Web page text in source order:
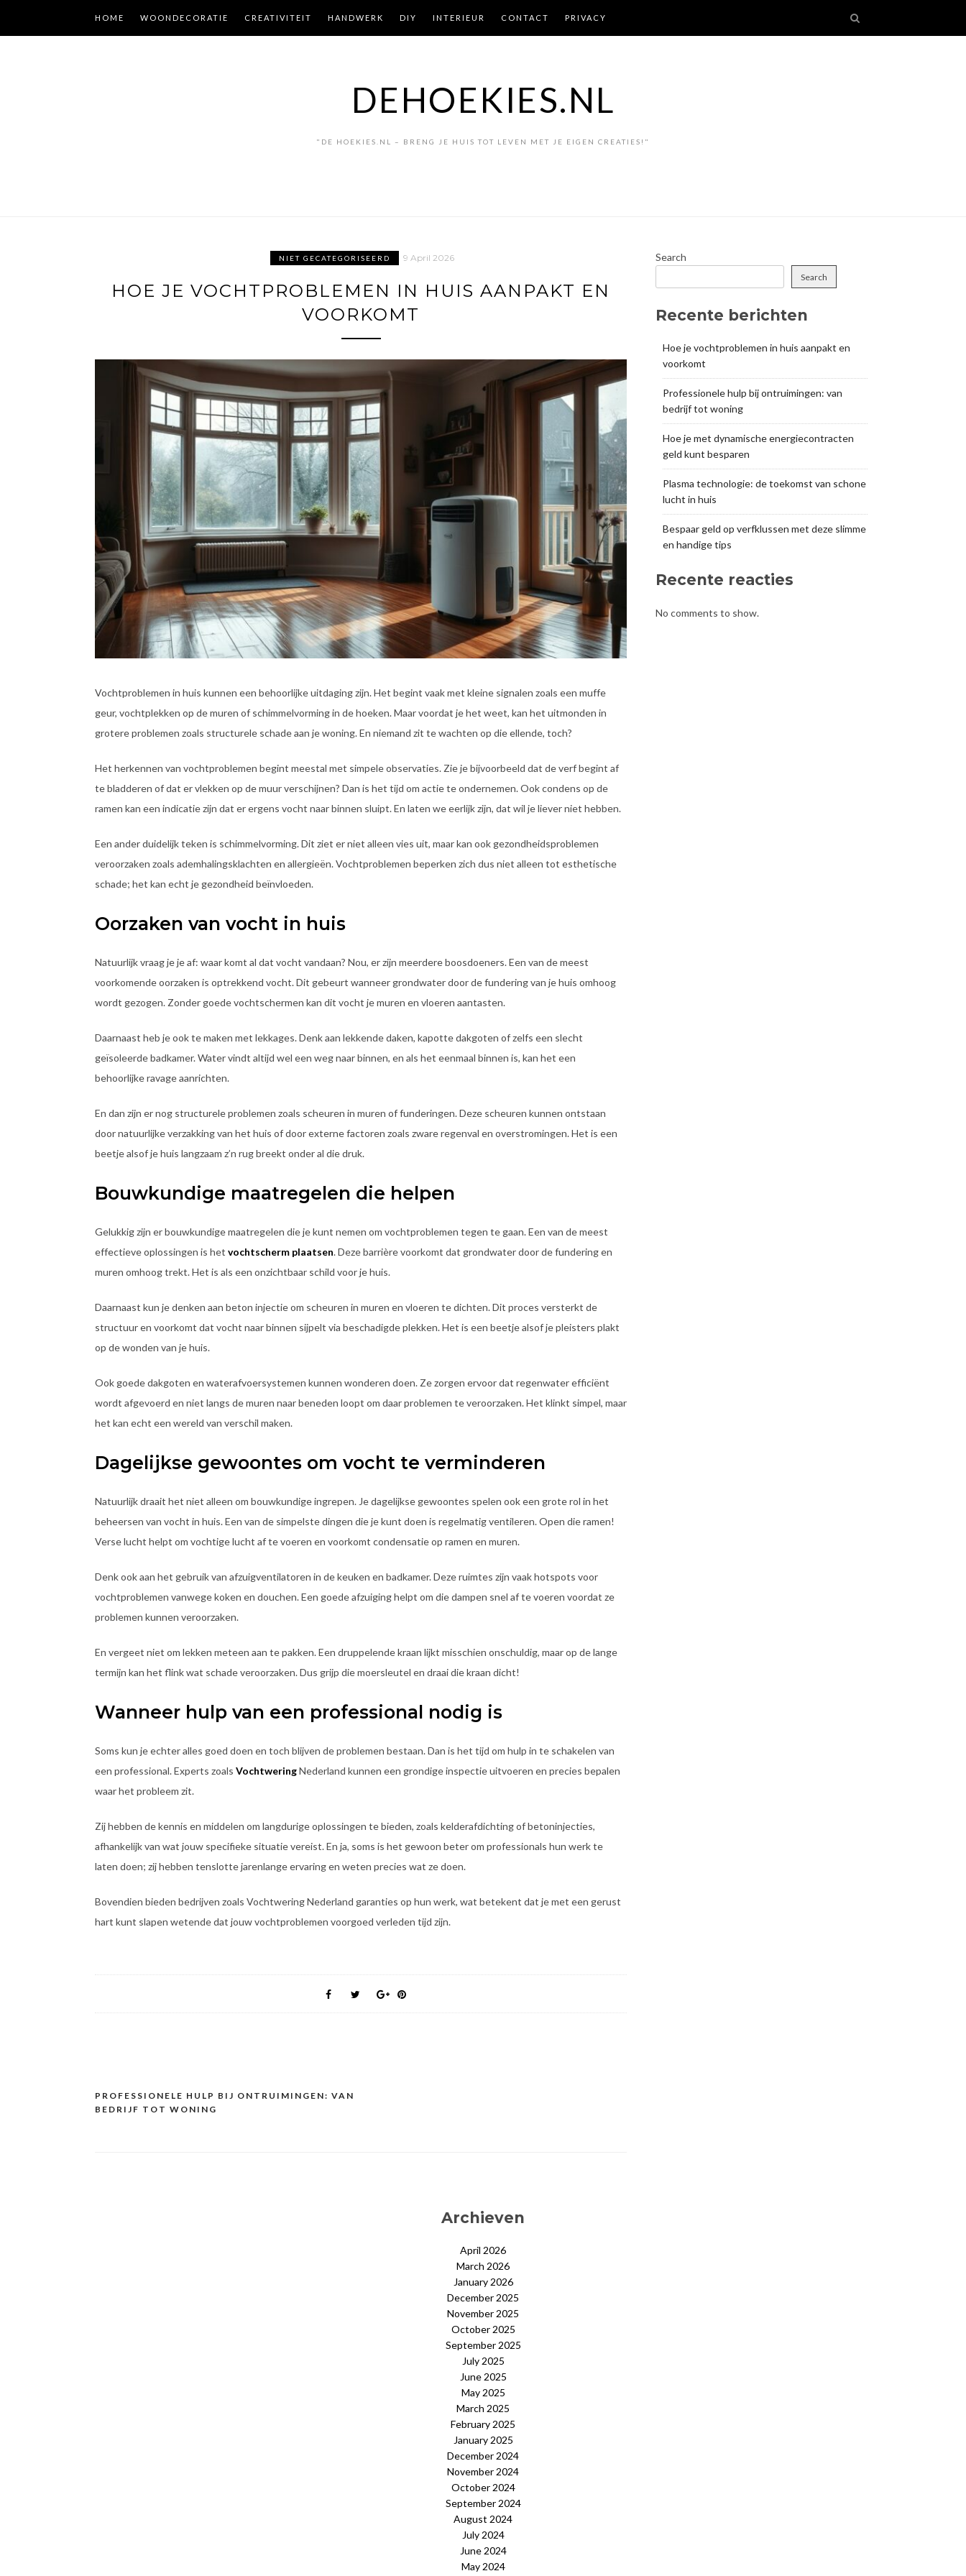
content
HOME WOONDECORATIE CREATIVITEIT HANDWERK DIY INTERIEUR CONTACT PRIVACY
DEHOEKIES.NL
"DE HOEKIES.NL – BRENG JE HUIS TOT LEVEN MET JE EIGEN CREATIES!"
NIET GECATEGORISEERD 9 April 2026
HOE JE VOCHTPROBLEMEN IN HUIS AANPAKT EN
VOORKOMT
Vochtproblemen in huis kunnen een behoorlijke uitdaging zijn. Het begint vaak met kleine signalen zoals een muffe
geur, vochtplekken op de muren of schimmelvorming in de hoeken. Maar voordat je het weet, kan het uitmonden in
grotere problemen zoals structurele schade aan je woning. En niemand zit te wachten op die ellende, toch?
Het herkennen van vochtproblemen begint meestal met simpele observaties. Zie je bijvoorbeeld dat de verf begint af
te bladderen of dat er vlekken op de muur verschijnen? Dan is het tijd om actie te ondernemen. Ook condens op de
ramen kan een indicatie zijn dat er ergens vocht naar binnen sluipt. En laten we eerlijk zijn, dat wil je liever niet hebben.
Een ander duidelijk teken is schimmelvorming. Dit ziet er niet alleen vies uit, maar kan ook gezondheidsproblemen
veroorzaken zoals ademhalingsklachten en allergieën. Vochtproblemen beperken zich dus niet alleen tot esthetische
schade; het kan echt je gezondheid beïnvloeden.
Oorzaken van vocht in huis
Natuurlijk vraag je je af: waar komt al dat vocht vandaan? Nou, er zijn meerdere boosdoeners. Een van de meest
voorkomende oorzaken is optrekkend vocht. Dit gebeurt wanneer grondwater door de fundering van je huis omhoog
wordt gezogen. Zonder goede vochtschermen kan dit vocht je muren en vloeren aantasten.
Daarnaast heb je ook te maken met lekkages. Denk aan lekkende daken, kapotte dakgoten of zelfs een slecht
geïsoleerde badkamer. Water vindt altijd wel een weg naar binnen, en als het eenmaal binnen is, kan het een
behoorlijke ravage aanrichten.
En dan zijn er nog structurele problemen zoals scheuren in muren of funderingen. Deze scheuren kunnen ontstaan
door natuurlijke verzakking van het huis of door externe factoren zoals zware regenval en overstromingen. Het is een
beetje alsof je huis langzaam z’n rug breekt onder al die druk.
Bouwkundige maatregelen die helpen
Gelukkig zijn er bouwkundige maatregelen die je kunt nemen om vochtproblemen tegen te gaan. Een van de meest
effectieve oplossingen is het vochtscherm plaatsen. Deze barrière voorkomt dat grondwater door de fundering en
muren omhoog trekt. Het is als een onzichtbaar schild voor je huis.
Daarnaast kun je denken aan beton injectie om scheuren in muren en vloeren te dichten. Dit proces versterkt de
structuur en voorkomt dat vocht naar binnen sijpelt via beschadigde plekken. Het is een beetje alsof je pleisters plakt
op de wonden van je huis.
Ook goede dakgoten en waterafvoersystemen kunnen wonderen doen. Ze zorgen ervoor dat regenwater efficiënt
wordt afgevoerd en niet langs de muren naar beneden loopt om daar problemen te veroorzaken. Het klinkt simpel, maar
het kan echt een wereld van verschil maken.
Dagelijkse gewoontes om vocht te verminderen
Natuurlijk draait het niet alleen om bouwkundige ingrepen. Je dagelijkse gewoontes spelen ook een grote rol in het
beheersen van vocht in huis. Een van de simpelste dingen die je kunt doen is regelmatig ventileren. Open die ramen!
Verse lucht helpt om vochtige lucht af te voeren en voorkomt condensatie op ramen en muren.
Denk ook aan het gebruik van afzuigventilatoren in de keuken en badkamer. Deze ruimtes zijn vaak hotspots voor
vochtproblemen vanwege koken en douchen. Een goede afzuiging helpt om die dampen snel af te voeren voordat ze
problemen kunnen veroorzaken.
En vergeet niet om lekken meteen aan te pakken. Een druppelende kraan lijkt misschien onschuldig, maar op de lange
termijn kan het flink wat schade veroorzaken. Dus grijp die moersleutel en draai die kraan dicht!
Wanneer hulp van een professional nodig is
Soms kun je echter alles goed doen en toch blijven de problemen bestaan. Dan is het tijd om hulp in te schakelen van
een professional. Experts zoals VochtweringNederland kunnen een grondige inspectie uitvoeren en precies bepalen
waar het probleem zit.
Zij hebben de kennis en middelen om langdurige oplossingen te bieden, zoals kelderafdichting of betoninjecties,
afhankelijk van wat jouw specifieke situatie vereist. En ja, soms is het gewoon beter om professionals hun werk te
laten doen; zij hebben tenslotte jarenlange ervaring en weten precies wat ze doen.
Bovendien bieden bedrijven zoals Vochtwering Nederland garanties op hun werk, wat betekent dat je met een gerust
hart kunt slapen wetende dat jouw vochtproblemen voorgoed verleden tijd zijn.
Post
PROFESSIONELE HULP BIJ ONTRUIMINGEN: VAN
BEDRIJF TOT WONING
Search
Search
Recente berichten
Hoe je vochtproblemen in huis aanpakt en
voorkomt
Professionele hulp bij ontruimingen: van
bedrijf tot woning
Hoe je met dynamische energiecontracten
geld kunt besparen
Plasma technologie: de toekomst van schone
lucht in huis
Bespaar geld op verfklussen met deze slimme
en handige tips
Recente reacties
No comments to show.
Archieven
April 2026
March 2026
January 2026
December 2025
November 2025
October 2025
September 2025
July 2025
June 2025
May 2025
March 2025
February 2025
January 2025
December 2024
November 2024
October 2024
September 2024
August 2024
July 2024
June 2024
May 2024